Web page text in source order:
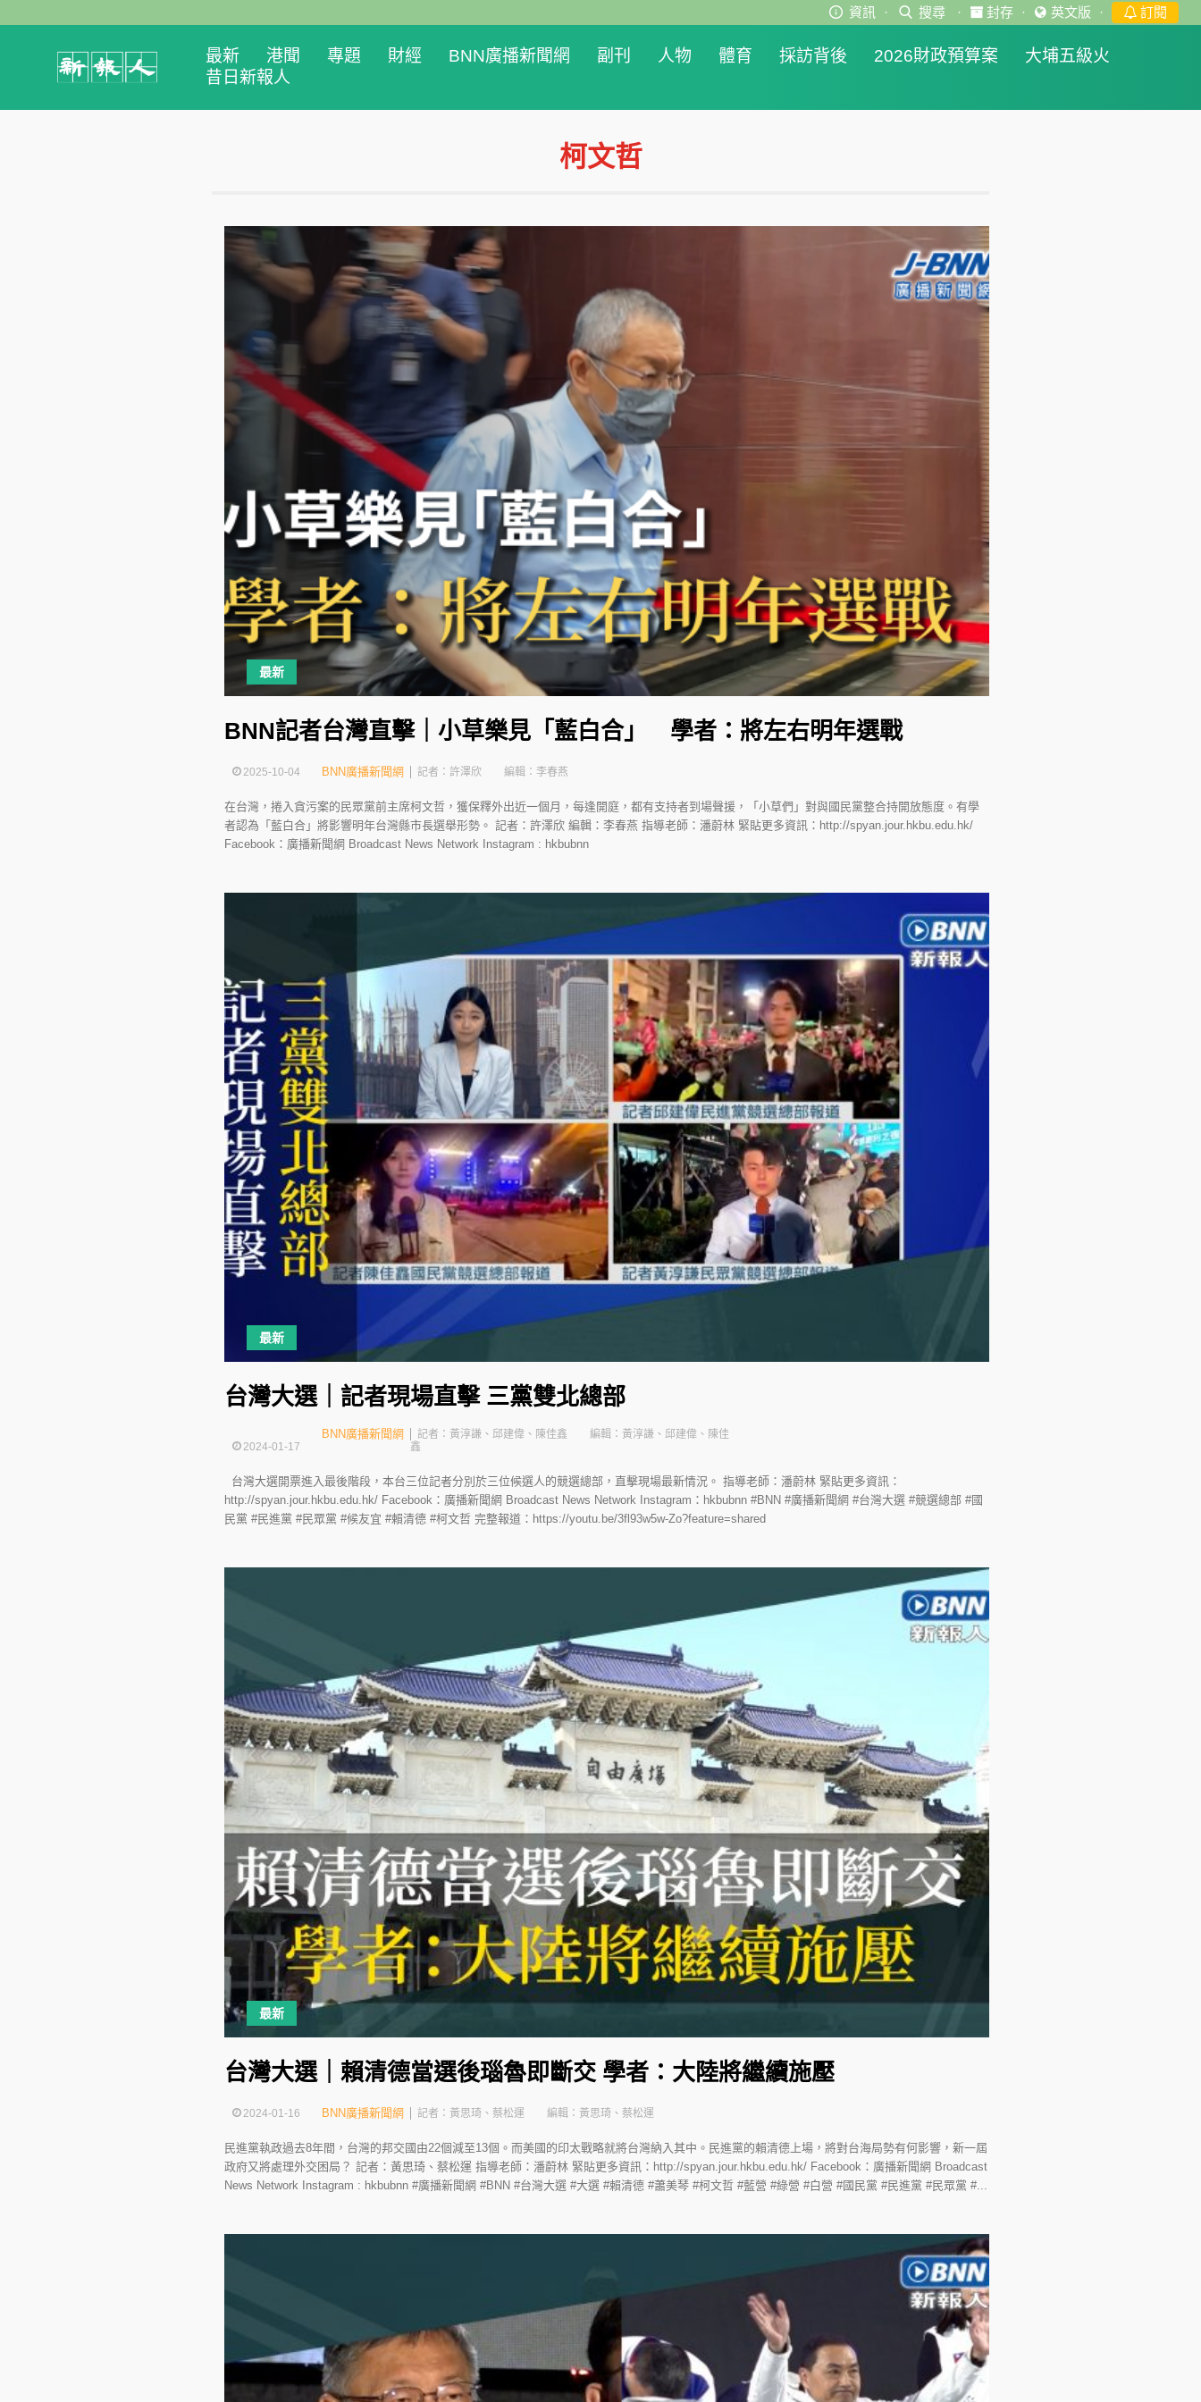
資訊 · 搜尋 · 封存 · 英文版 · 訂閱
最新 港聞 專題 財經 BNN廣播新聞網 副刊 人物 體育 採訪背後 2026財政預算案
大埔五級火
昔日新報人
柯文哲
最新
BNN記者台灣直擊｜小草樂見「藍白合」 學者：將左右明年選戰
2025-10-04 BNN廣播新聞網 記者：許澤欣 編輯：李春燕
在台灣，捲入貪污案的民眾黨前主席柯文哲，獲保釋外出近一個月，每逢開庭，都有支持者到場聲援，「小草們」對與國民黨整合持開放態度。有學
者認為「藍白合」將影響明年台灣縣市長選舉形勢。 記者：許澤欣 編輯：李春燕 指導老師：潘蔚林 緊貼更多資訊：http://spyan.jour.hkbu.edu.hk/
Facebook：廣播新聞網 Broadcast News Network Instagram : hkbubnn
最新
台灣大選｜記者現場直擊 三黨雙北總部
2024-01-17
BNN廣播新聞網 記者：黃淳謙、邱建偉、陳佳鑫
編輯：黃淳謙、邱建偉、陳佳
鑫
台灣大選開票進入最後階段，本台三位記者分別於三位候選人的競選總部，直擊現場最新情況。 指導老師：潘蔚林 緊貼更多資訊：
http://spyan.jour.hkbu.edu.hk/ Facebook：廣播新聞網 Broadcast News Network Instagram：hkbubnn #BNN #廣播新聞網 #台灣大選 #競選總部 #國
民黨 #民進黨 #民眾黨 #候友宜 #賴清德 #柯文哲 完整報道：https://youtu.be/3fl93w5w-Zo?feature=shared
最新
台灣大選｜賴清德當選後瑙魯即斷交 學者：大陸將繼續施壓
2024-01-16 BNN廣播新聞網 記者：黃思琦、蔡松運 編輯：黃思琦、蔡松運
民進黨執政過去8年間，台灣的邦交國由22個減至13個。而美國的印太戰略就將台灣納入其中。民進黨的賴清德上場，將對台海局勢有何影響，新一屆
政府又將處理外交困局？ 記者：黃思琦、蔡松運 指導老師：潘蔚林 緊貼更多資訊：http://spyan.jour.hkbu.edu.hk/ Facebook：廣播新聞網 Broadcast
News Network Instagram : hkbubnn #廣播新聞網 #BNN #台灣大選 #大選 #賴清德 #蕭美琴 #柯文哲 #藍營 #綠營 #白營 #國民黨 #民進黨 #民眾黨 #...